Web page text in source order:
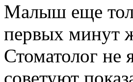
Малыш еще
первых минут
Стоматолог не
советуют